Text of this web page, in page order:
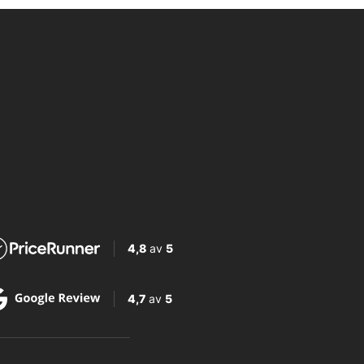
4,8av 5
4,7av 5